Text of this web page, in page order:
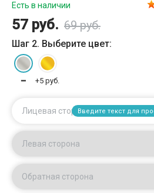
Есть в наличии
57 руб. 69 руб.
Шаг 2. Выберите цвет:
━ +5 руб.
Лицевая сторона
Левая сторона
Обратная сторона